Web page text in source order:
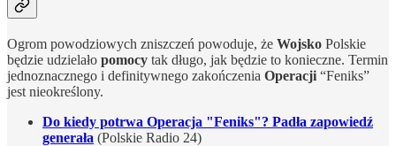
Ogrom powodziowych zniszczeń powoduje, że Wojsko Polskie
będzie udzielało pomocy tak długo, jak będzie to konieczne. Termin
jednoznacznego i definitywnego zakończenia Operacji “Feniks”
jest nieokreślony.
Do kiedy potrwa Operacja "Feniks"? Padła zapowiedź
generała (Polskie Radio 24)